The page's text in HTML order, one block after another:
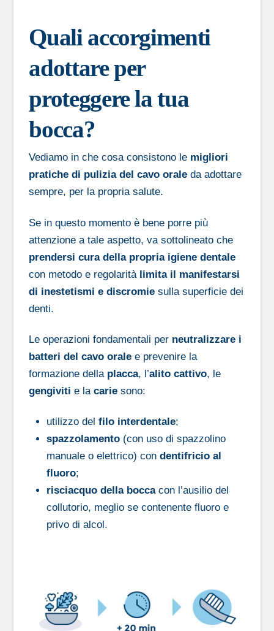
Quali accorgimenti
adottare per
proteggere la tua
bocca?
Vediamo in che cosa consistono le migliori
pratiche di pulizia del cavo orale da adottare
sempre, per la propria salute.
Se in questo momento è bene porre più
attenzione a tale aspetto, va sottolineato che
prendersi cura della propria igiene dentale
con metodo e regolarità limita il manifestarsi
di inestetismi e discromie sulla superficie dei
denti.
Le operazioni fondamentali per neutralizzare i
batteri del cavo orale e prevenire la
formazione della placca, l’alito cattivo, le
gengiviti e lacarie sono:
utilizzo del filo interdentale;
spazzolamento(con uso di spazzolino
manuale o elettrico) con dentifricio al
fluoro;
risciacquo della boccacon l’ausilio del
collutorio, meglio se contenente fluoro e
privo di alcol.